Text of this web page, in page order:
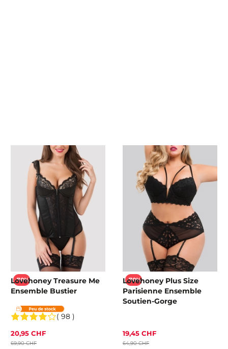
-70%
Lovehoney Treasure Me
Ensemble Bustier
( 98 )
20,95 CHF
69,90 CHF
-70%
Lovehoney Plus Size
Parisienne Ensemble
Soutien-Gorge
19,45 CHF
64,90 CHF